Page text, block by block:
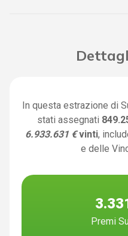
In questa estrazione di
stati assegnati
6.933.631 € vinti,
e delle
Premi